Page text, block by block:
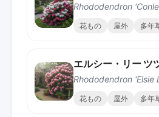
Rhododendron
花もの 屋外 多年
エルシー・リー ツ
Rhododendron 'Elsie
花もの 屋外 多年